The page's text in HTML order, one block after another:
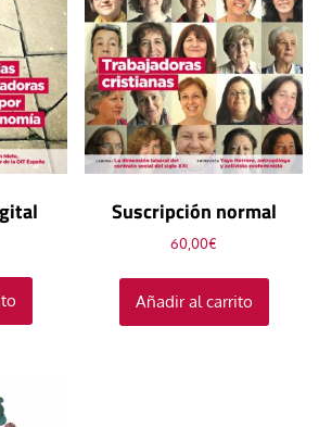
Suscripción normal
60,00€
Añadir al carrito